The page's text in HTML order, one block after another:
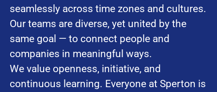
seamlessly across time zones and cultures.
Our teams are diverse, yet united by the
same goal — to connect people and
companies in meaningful ways.
We value openness, initiative, and
continuous learning. Everyone at Sperton is